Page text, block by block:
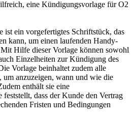
eine Kündigungsvorlage für O2
ein vorgefertigtes Schriftstück, das
kann, um einen laufenden Handy-
Hilfe dieser Vorlage können sowohl
Einzelheiten zur Kündigung des
Vorlage beinhaltet zudem alle
anzuzeigen, wann und wie die
enthält sie eine
dass der Kunde den Vertrag
Fristen und Bedingungen